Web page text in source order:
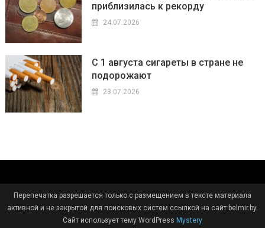
приблизилась к рекорду
24.07.2026
С 1 августа сигареты в стране не
подорожают
23.07.2026
Перепечатка разрешается только с размещением в тексте материала
активной и не закрытой для поисковых систем ссылкой на сайт belmir.by.
Сайт использует тему WordPress Mystery